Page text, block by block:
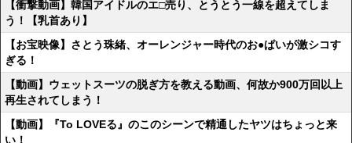
【衝撃動画】韓国アイドルのエ□売り、とうとう一線を超えてしま
う！【乳首あり】
【お宝映像】さとう珠緒、オーレンジャー時代のお●ぱいが激シコす
ぎる！
【動画】ウェットスーツの脱ぎ方を教える動画、何故か900万回以上
再生されてしまう！
【動画】『To LOVEる』のこのシーンで精通したヤツはちょっと来
い！